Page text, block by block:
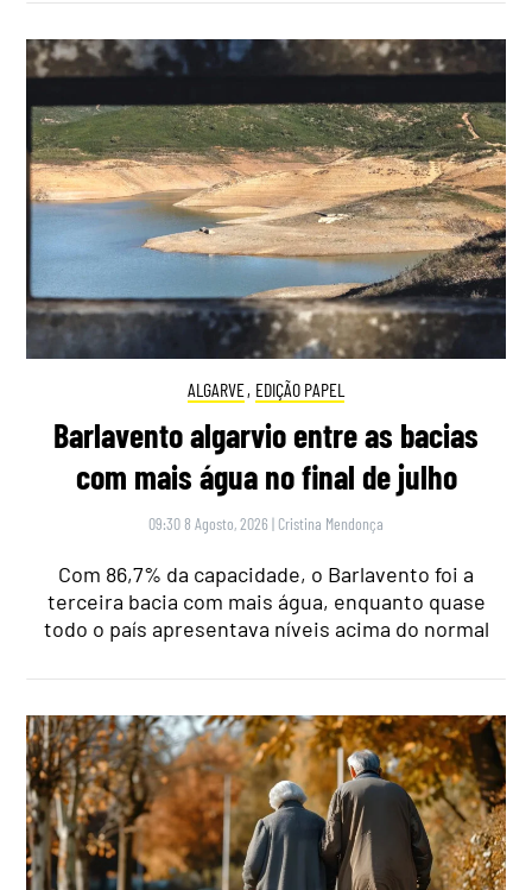
ALGARVE, EDIÇÃO PAPEL
Barlavento algarvio entre as bacias
com mais água no final de julho
09:30 8 Agosto, 2026 | Cristina Mendonça
Com 86,7% da capacidade, o Barlavento foi a
terceira bacia com mais água, enquanto quase
todo o país apresentava níveis acima do normal